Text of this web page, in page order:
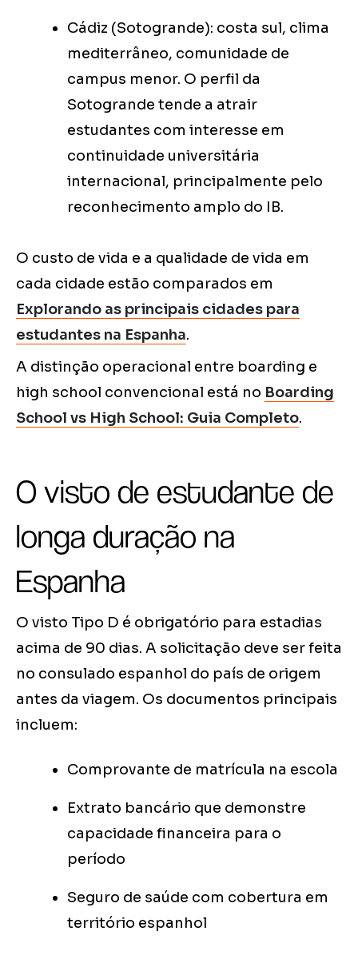
Cádiz (Sotogrande): costa sul, clima
mediterrâneo, comunidade de
campus menor. O perfil da
Sotogrande tende a atrair
estudantes com interesse em
continuidade universitária
internacional, principalmente pelo
reconhecimento amplo do IB.
O custo de vida e a qualidade de vida em
cada cidade estão comparados em
Explorando as principais cidades para
estudantes na Espanha.
A distinção operacional entre boarding e
high school convencional está no Boarding
School vs High School: Guia Completo.
O visto de estudante de
longa duração na
Espanha
O visto Tipo D é obrigatório para estadias
acima de 90 dias. A solicitação deve ser feita
no consulado espanhol do país de origem
antes da viagem. Os documentos principais
incluem:
Comprovante de matrícula na escola
Extrato bancário que demonstre
capacidade financeira para o
período
Seguro de saúde com cobertura em
território espanhol